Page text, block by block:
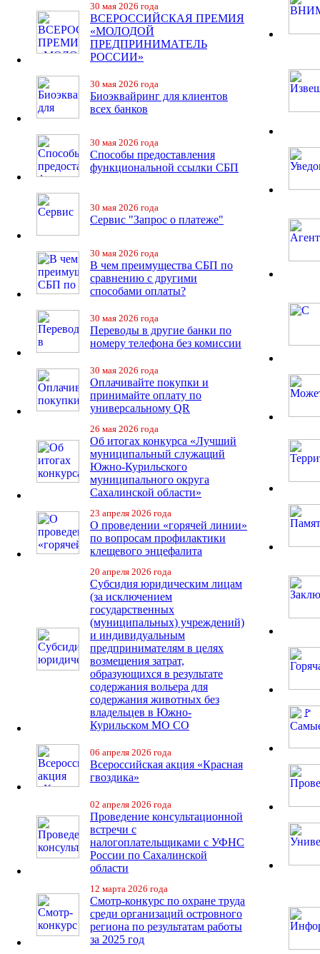
30 мая 2026 года
ВСЕРОССИЙСКАЯ ПРЕМИЯ
«МОЛОДОЙ
ПРЕДПРИНИМАТЕЛЬ
РОССИИ»
30 мая 2026 года
Биоэквайринг для клиентов
всех банков
30 мая 2026 года
Способы предоставления
функциональной ссылки СБП
30 мая 2026 года
Сервис "Запрос о платеже"
30 мая 2026 года
В чем преимущества СБП по
сравнению с другими
способами оплаты?
30 мая 2026 года
Переводы в другие банки по
номеру телефона без комиссии
30 мая 2026 года
Оплачивайте покупки и
принимайте оплату по
универсальному QR
26 мая 2026 года
Об итогах конкурса «Лучший
муниципальный служащий
Южно-Курильского
муниципального округа
Сахалинской области»
23 апреля 2026 года
О проведении «горячей линии»
по вопросам профилактики
клещевого энцефалита
20 апреля 2026 года
Субсидия юридическим лицам
(за исключением
государственных
(муниципальных) учреждений)
и индивидуальным
предпринимателям в целях
возмещения затрат,
образующихся в результате
содержания вольера для
содержания животных без
владельцев в Южно-
Курильском МО СО
06 апреля 2026 года
Всероссийская акция «Красная
гвоздика»
02 апреля 2026 года
Проведение консультационной
встречи с
налогоплательщиками с УФНС
России по Сахалинской
области
12 марта 2026 года
Смотр-конкурс по охране труда
среди организаций островного
региона по результатам работы
за 2025 год